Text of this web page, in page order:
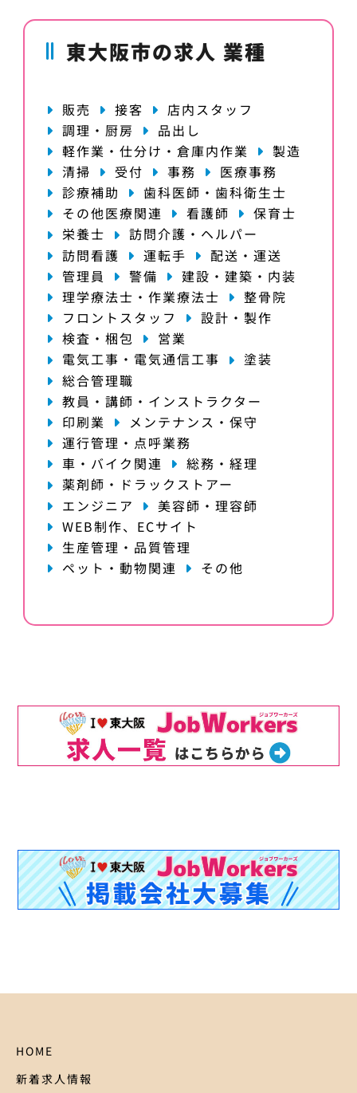
東大阪市の求人 業種
販売 接客
店内スタッフ
調理・厨房
品出し
軽作業・仕分け・倉庫内作業
製造
清掃
受付 事務
医療事務
診療補助
歯科医師・歯科衛生士
その他医療関連
看護師
保育士
栄養士
訪問介護・ヘルパー
訪問看護
運転手
配送・運送
管理員
警備
建設・建築・内装
理学療法士・作業療法士
整骨院
フロントスタッフ
設計・製作
検査・梱包
営業
電気工事・電気通信工事
塗装
総合管理職
教員・講師・インストラクター
印刷業
メンテナンス・保守
運行管理・点呼業務
車・バイク関連
総務・経理
薬剤師・ドラックストアー
エンジニア
美容師・理容師
WEB制作、ECサイト
生産管理・品質管理
ペット・動物関連
その他
HOME
新着求人情報